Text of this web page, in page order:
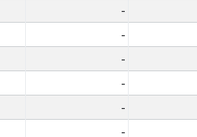
-
-
-
-
-
-